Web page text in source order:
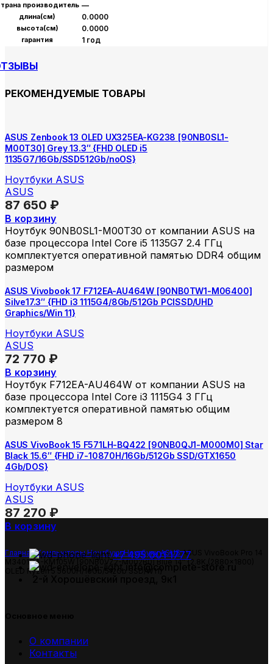
производитель —
длина(см) 0.0000
высота(см) 0.0000
гарантия 1 год
РЕКОМЕНДУЕМЫЕ ТОВАРЫ
ASUS Zenbook 13 OLED UX325EA-KG238 [90NB0SL1-
M00T30] Grey 13.3″ {FHD OLED i5
1135G7/16Gb/SSD512Gb/noOS}
Ноутбуки ASUS
ASUS
87 650 ₽
В корзину
Ноутбук 90NB0SL1-M00T30 от компании ASUS на
базе процессора Intel Core i5 1135G7 2.4 ГГц
комплектуется оперативной памятью DDR4 общим
размером
ASUS Vivobook 17 F712EA-AU464W [90NB0TW1-M06400]
Silve17.3″ {FHD i3 1115G4/8Gb/512Gb PCISSD/UHD
Graphics/Win 11}
Ноутбуки ASUS
ASUS
72 770 ₽
В корзину
Ноутбук F712EA-AU464W от компании ASUS на
базе процессора Intel Core i3 1115G4 3 ГГц
комплектуется оперативной памятью общим
размером 8
ASUS VivoBook 15 F571LH-BQ422 [90NB0QJ1-M000M0] Star
Black 15.6″ {FHD i7-10870H/16Gb/512Gb SSD/GTX1650
4Gb/DOS}
Ноутбуки ASUS
ASUS
87 270 ₽
В корзину
ГлавнаяКомпьютеры НоутбукиНоутбуки ASUSASUS VivoBook Pro 14
M3401QA-KM105W [90NB0VZ2-M002B0] Blue 14″ {2.8K (2880×1800)
OLED Ryzen 5 5600H/16Gb/512Gb SSD/W11}
+7 495 001 1777
О компании
Контакты